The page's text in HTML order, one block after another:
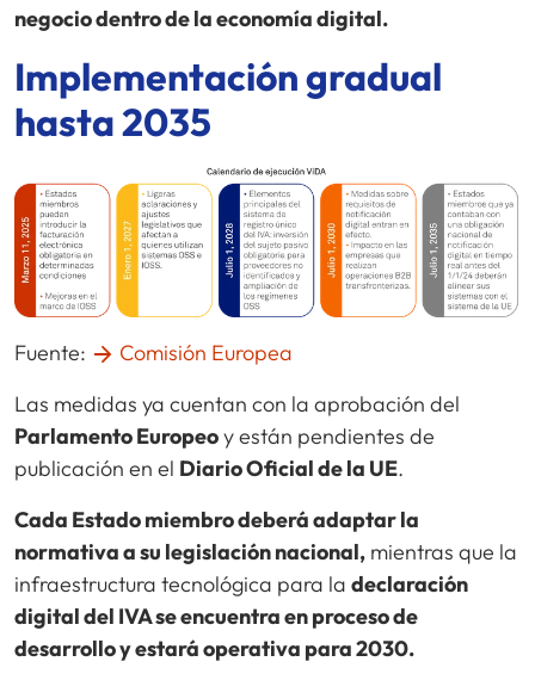
negocio dentro de la economía digital.
Implementación gradual
hasta 2035
Fuente:
Comisión Europea
Las medidas ya cuentan con la aprobación del
Parlamento Europeoy están pendientes de
publicación en el Diario Oficial de la UE.
Cada Estado miembro deberá adaptar la
normativa a su legislación nacional, mientras que la
infraestructura tecnológica para la declaración
digital del IVA se encuentra en proceso de
desarrollo y estará operativa para 2030.